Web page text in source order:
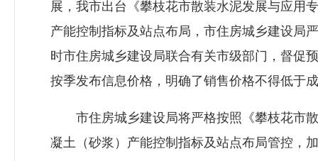
展，我市出台《攀枝花市散装水泥发展与应用
产能控制指标及站点布局，市住房城乡建设局
时市住房城乡建设局联合有关市级部门，督促
按季发布信息价格，明确了销售价格不得低于
市住房城乡建设局将严格按照《攀枝花市散
凝土（砂浆）产能控制指标及站点布局管控，